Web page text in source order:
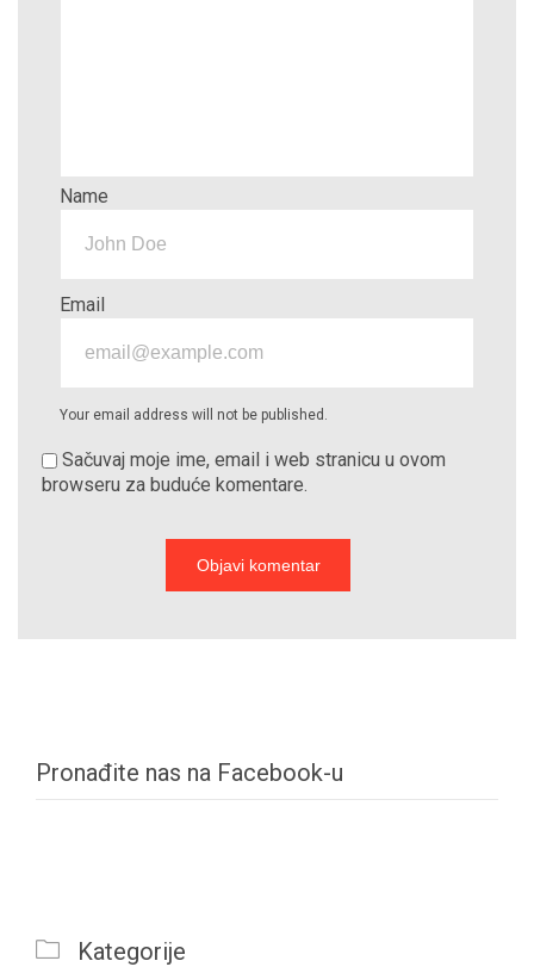
Name
Email
Your email address will not be published.
Sačuvaj moje ime, email i web stranicu u ovom
browseru za buduće komentare.
Pronađite nas na Facebook-u
 Kategorije